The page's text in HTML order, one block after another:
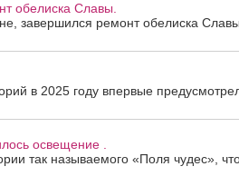
обелиска Славы.
завершился ремонт обелиска Славы.
в 2025 году впервые
освещение .
так называемого «Поля чудес»,